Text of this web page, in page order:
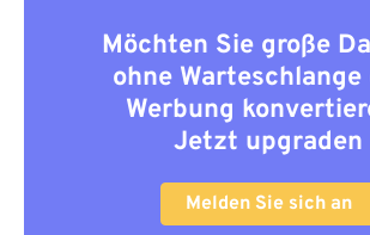
Möchten Sie große
ohne Warteschlange
Werbung
Jetzt upgraden
Melden Sie sich an